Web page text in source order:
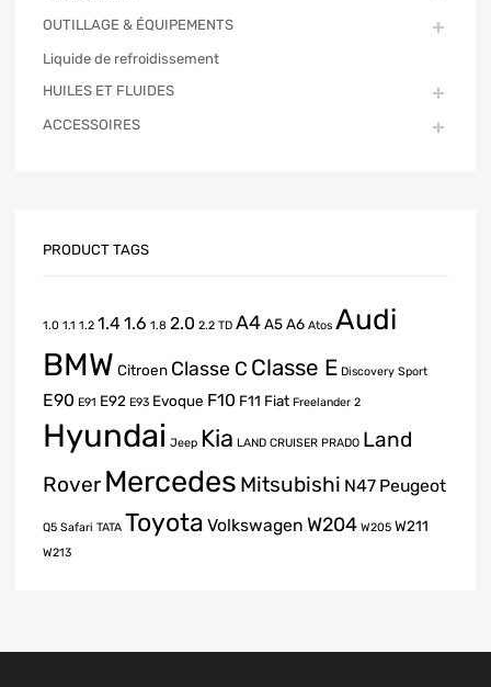
OUTILLAGE & ÉQUIPEMENTS
Liquide de refroidissement
HUILES ET FLUIDES
ACCESSOIRES
PRODUCT TAGS
1.0 1.1 1.2 1.41.6 1.8 2.0 2.2 TD A4A5A6 Atos Audi
BMW Citroen Classe C Classe E Discovery Sport
E90 E91 E92 E93 Evoque F10 F11 Fiat Freelander 2
Hyundai Jeep Kia LAND CRUISER PRADO Land
Rover Mercedes Mitsubishi N47 Peugeot
Q5 Safari TATA Toyota Volkswagen W204 W205 W211
W213